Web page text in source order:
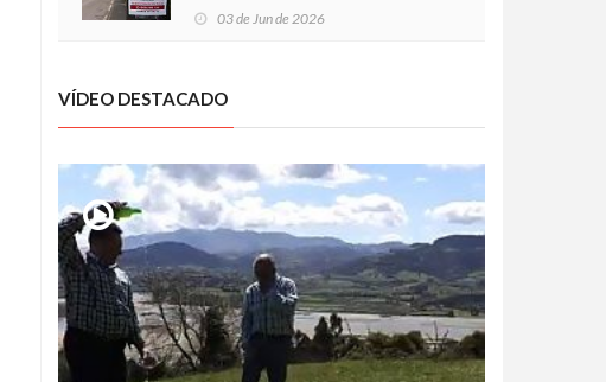
03 de Jun de 2026
VÍDEO DESTACADO